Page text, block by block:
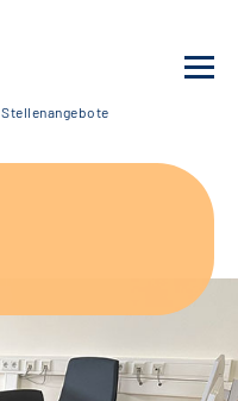
Stellenangebote